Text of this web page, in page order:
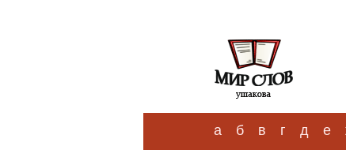
а б в г д е